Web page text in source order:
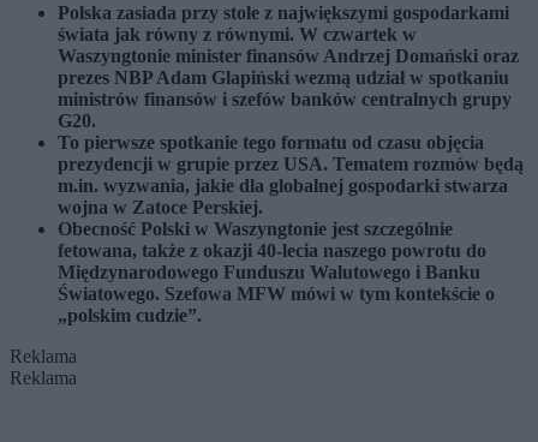
Polska zasiada przy stole z największymi gospodarkami
świata jak równy z równymi. W czwartek w
Waszyngtonie minister finansów Andrzej Domański oraz
prezes NBP Adam Glapiński wezmą udział w spotkaniu
ministrów finansów i szefów banków centralnych grupy
G20.
To pierwsze spotkanie tego formatu od czasu objęcia
prezydencji w grupie przez USA. Tematem rozmów będą
m.in. wyzwania, jakie dla globalnej gospodarki stwarza
wojna w Zatoce Perskiej.
Obecność Polski w Waszyngtonie jest szczególnie
fetowana, także z okazji 40-lecia naszego powrotu do
Międzynarodowego Funduszu Walutowego i Banku
Światowego. Szefowa MFW mówi w tym kontekście o
„polskim cudzie”.
Reklama
Reklama